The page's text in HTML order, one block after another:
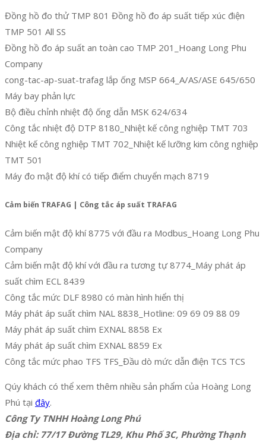
Đồng hồ đo thử TMP 801 Đồng hồ đo áp suất tiếp xúc điện
TMP 501 All SS
Đồng hồ đo áp suất an toàn cao TMP 201_Hoang Long Phu
Company
cong-tac-ap-suat-trafag lắp ống MSP 664_A/AS/ASE 645/650
Máy bay phản lực
Bộ điều chỉnh nhiệt độ ống dẫn MSK 624/634
Công tắc nhiệt độ DTP 8180_Nhiệt kế công nghiệp TMT 703
Nhiệt kế công nghiệp TMT 702_Nhiệt kế lưỡng kim công nghiệp
TMT 501
Máy đo mật độ khí có tiếp điểm chuyển mạch 8719
Cảm biến TRAFAG | Công tắc áp suất TRAFAG
Cảm biến mật độ khí 8775 với đầu ra Modbus_Hoang Long Phu
Company
Cảm biến mật độ khí với đầu ra tương tự 8774_Máy phát áp
suất chìm ECL 8439
Công tắc mức DLF 8980 có màn hình hiển thị
Máy phát áp suất chìm NAL 8838_Hotline: 09 69 09 88 09
Máy phát áp suất chìm EXNAL 8858 Ex
Máy phát áp suất chìm EXNAL 8859 Ex
Công tắc mức phao TFS TFS_Đầu dò mức dẫn điện TCS TCS
Qúy khách có thể xem thêm nhiều sản phẩm của Hoàng Long
Phú tại đây.
Công Ty TNHH Hoàng Long Phú
Địa chỉ: 77/17 Đường TL29, Khu Phố 3C, Phường Thạnh